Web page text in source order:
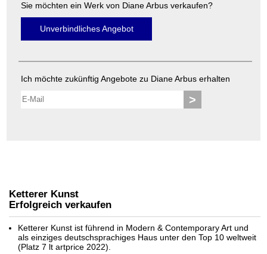
Sie möchten ein Werk von Diane Arbus verkaufen?
Unverbindliches Angebot
Ich möchte zukünftig Angebote zu Diane Arbus erhalten
>
Ketterer Kunst
Erfolgreich verkaufen
Ketterer Kunst ist führend in Modern & Contemporary Art und
als einziges deutschsprachiges Haus unter den Top 10 weltweit
(Platz 7 lt artprice 2022).